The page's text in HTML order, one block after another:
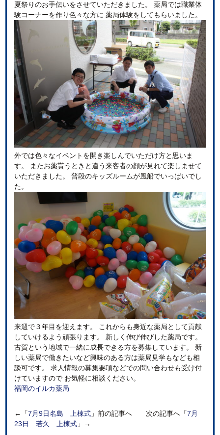
夏祭りのお手伝いをさせていただきました。 薬局では職業体
験コーナーを作り色々な方に 薬局体験をしてもらいました。
外では色々なイベントを開き楽しんでいただけ方と思いま
す。 またお薬貰うときと違う来客者の顔が見れて楽しませて
いただきました。 普段のキッズルームが風船でいっぱいでし
た。
来週で３年目を迎えます。 これからも身近な薬局として貢献
していけるよう頑張ります。 新しく伸び伸びした薬局です。
古賀という地域で一緒に成長できる方を募集しています。 新
しい薬局で働きたいなど興味のある方は薬局見学もなども相
談可です。 求人情報の募集要項などでの問い合わせも受け付
けていますので お気軽に相談ください。
福岡のイルカ薬局
←「7月9日名島 上棟式 」前の記事へ 次の記事へ「7月
23日 若久 上棟式 」→